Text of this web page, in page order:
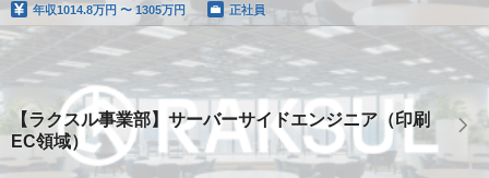
年収1014.8万円 〜 1305万円 正社員
【ラクスル事業部】サーバーサイドエンジニア（印刷
EC領域）